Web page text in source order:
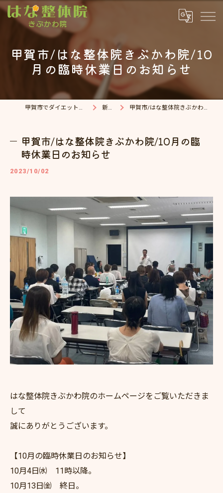
甲賀市/はな整体院きぶかわ院/10
月の臨時休業日のお知らせ
甲賀市でダイエット・整体院ならはな整体院 新着情報 甲賀市/はな整体院きぶかわ院/10月の臨時休業日のお知らせ
甲賀市/はな整体院きぶかわ院/10月の臨
時休業日のお知らせ
2023/10/02
はな整体院きぶかわ院のホームページをご覧いただきま
して
誠にありがとうございます。
【10月の臨時休業日のお知らせ】
10月4日㈬ 11時以降。
10月13日㈮ 終日。